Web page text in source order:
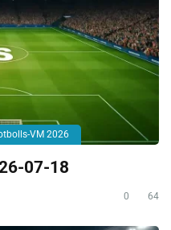
VM 2026
07-18
0 64